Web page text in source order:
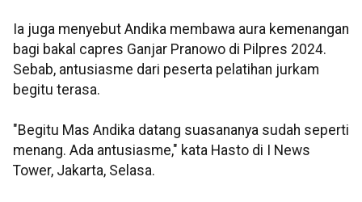
Ia juga menyebut Andika membawa aura kemenangan
bagi bakal capres Ganjar Pranowo di Pilpres 2024.
Sebab, antusiasme dari peserta pelatihan jurkam
begitu terasa.
"Begitu Mas Andika datang suasananya sudah seperti
menang. Ada antusiasme," kata Hasto di I News
Tower, Jakarta, Selasa.